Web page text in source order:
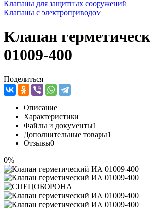
Клапаны для защитных сооружений
Клапаны с электроприводом
Клапан
01009-400
Поделиться
Описание
Характеристики
Файлы и документы1
Дополнительные товары1
Отзывы0
0%